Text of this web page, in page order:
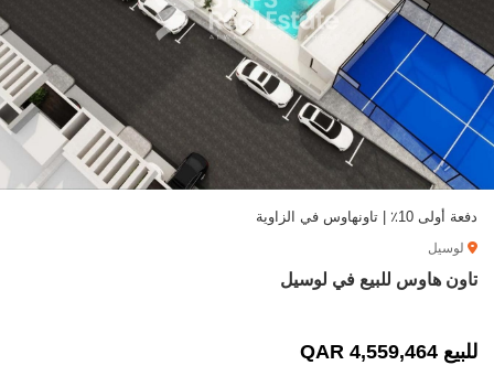
دفعة أولى 10٪ | تاونهاوس في الزاوية
لوسيل
تاون هاوس للبيع في لوسيل
للبيع 4,559,464 QAR